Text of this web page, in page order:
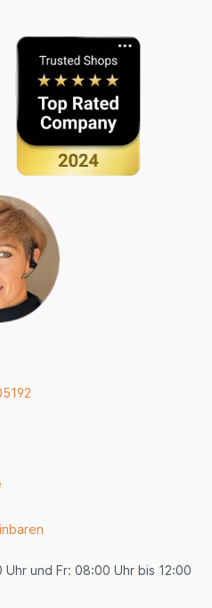
und Fr: 08:00 Uhr bis 12:00